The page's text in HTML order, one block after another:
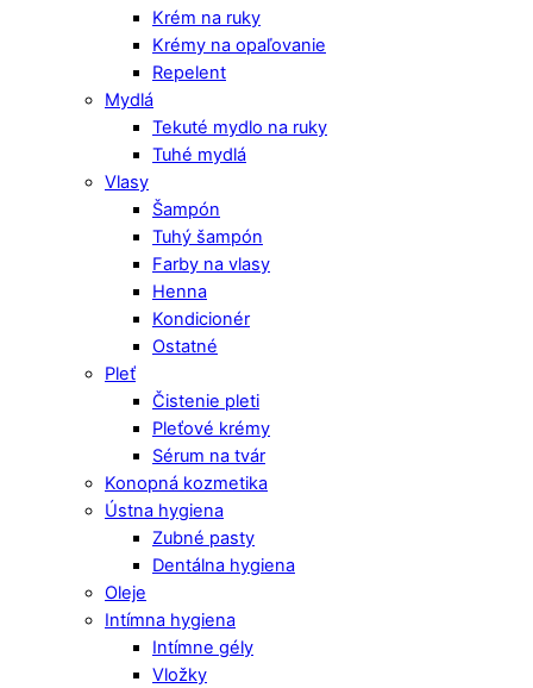
Krém na ruky
Krémy na opaľovanie
Repelent
Mydlá
Tekuté mydlo na ruky
Tuhé mydlá
Vlasy
Šampón
Tuhý šampón
Farby na vlasy
Henna
Kondicionér
Ostatné
Pleť
Čistenie pleti
Pleťové krémy
Sérum na tvár
Konopná kozmetika
Ústna hygiena
Zubné pasty
Dentálna hygiena
Oleje
Intímna hygiena
Intímne gély
Vložky